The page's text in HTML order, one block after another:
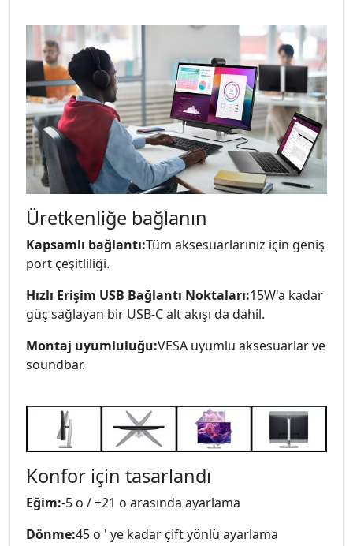
Üretkenliğe bağlanın
Kapsamlı bağlantı:Tüm aksesuarlarınız için geniş
port çeşitliliği.
Hızlı Erişim USB Bağlantı Noktaları:15W'a kadar
güç sağlayan bir USB-C alt akışı da dahil.
Montaj uyumluluğu:VESA uyumlu aksesuarlar ve
soundbar.
Konfor için tasarlandı
Eğim:-5 o / +21 o arasında ayarlama
Dönme:45 o ' ye kadar çift yönlü ayarlama